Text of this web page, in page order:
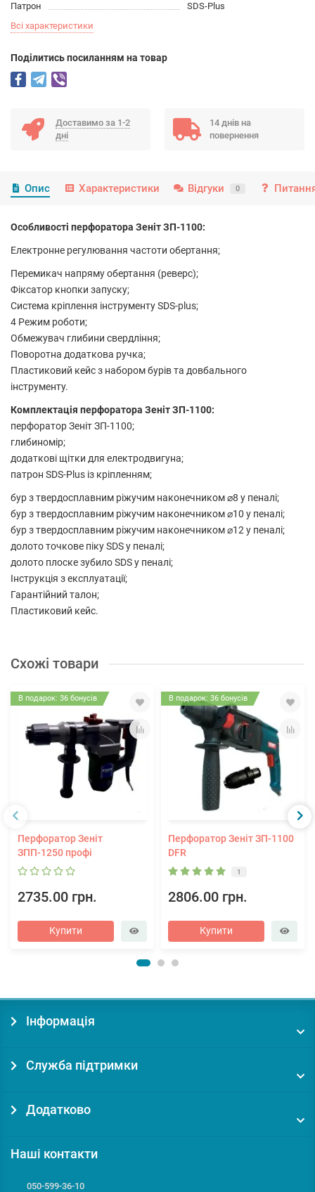
Патрон
SDS-Plus
Всі характеристики
Подiлитись посиланням на товар
Доставимо за 1-2
дні
14 днів на
повернення
Опис Характеристики Відгуки 0
Особливості перфоратора Зеніт ЗП-1100:
Електронне регулювання частоти обертання;
Перемикач напряму обертання (реверс);
Фіксатор кнопки запуску;
Система кріплення інструменту SDS-plus;
4 Режим роботи;
Обмежувач глибини свердління;
Поворотна додаткова ручка;
Пластиковий кейс з набором бурів та довбального
інструменту.
Комплектація перфоратора Зеніт ЗП-1100:
перфоратор Зеніт ЗП-1100;
глибиномір;
додаткові щітки для електродвигуна;
патрон SDS-Plus із кріпленням;
бур з твердосплавним ріжучим наконечником ⌀8 у пеналі;
бур з твердосплавним ріжучим наконечником ⌀10 у пеналі;
бур з твердосплавним ріжучим наконечником ⌀12 у пеналі;
долото точкове піку SDS у пеналі;
долото плоске зубило SDS у пеналі;
Інструкція з експлуатації;
Гарантійний талон;
Пластиковий кейс.
Схожі товари
В подарок: 36 бонусів
Перфоратор Зеніт
ЗПП-1250 профі
2735.00 грн.
Купити
В подарок: 36 бонусів
Перфоратор Зеніт ЗП-1100
DFR
1
2806.00 грн.
Купити
Інформація
Служба підтримки
Додатково
Наші контакти
050-599-36-10